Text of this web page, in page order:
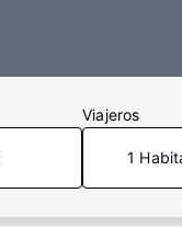
Viajeros
1